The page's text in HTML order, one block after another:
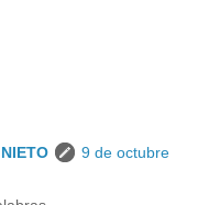
9 de octubre